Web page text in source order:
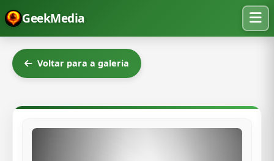
GeekMedia
Voltar para a galeria